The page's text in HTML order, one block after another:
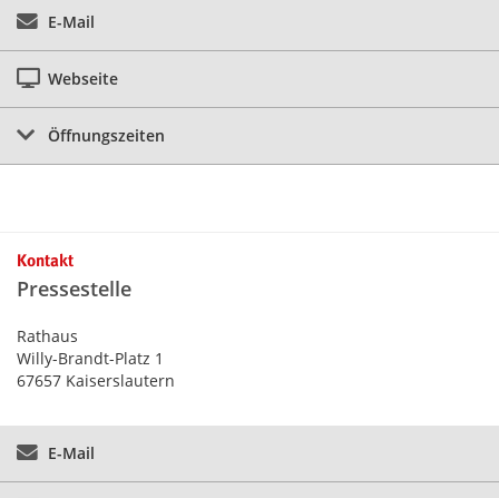
E-Mail
Webseite
Öffnungszeiten
Kontakt
Pressestelle
Rathaus
Willy-Brandt-Platz 1
67657 Kaiserslautern
E-Mail